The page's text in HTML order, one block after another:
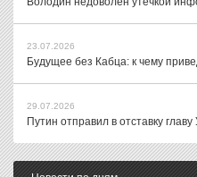
23.07.2026
Будущее без Кабца: к чему
29.07.2026
Путин отправил в отставку